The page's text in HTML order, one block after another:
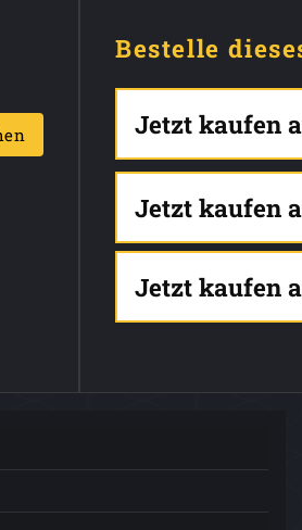
Bestelle
Jetzt kaufen
Jetzt kaufen
Jetzt kaufen